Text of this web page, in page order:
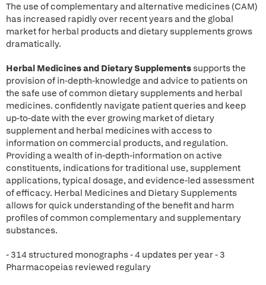
The use of complementary and alternative medicines (CAM)
has increased rapidly over recent years and the global
market for herbal products and dietary supplements grows
dramatically.
Herbal Medicines and Dietary Supplements supports the
provision of in-depth-knowledge and advice to patients on
the safe use of common dietary supplements and herbal
medicines. confidently navigate patient queries and keep
up-to-date with the ever growing market of dietary
supplement and herbal medicines with access to
information on commercial products, and regulation.
Providing a wealth of in-depth-information on active
constituents, indications for traditional use, supplement
applications, typical dosage, and evidence-led assessment
of efficacy. Herbal Medicines and Dietary Supplements
allows for quick understanding of the benefit and harm
profiles of common complementary and supplementary
substances.
- 314 structured monographs - 4 updates per year - 3
Pharmacopeias reviewed regulary